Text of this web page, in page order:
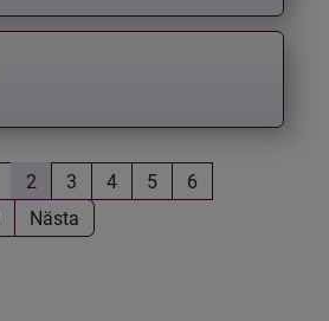
2 3 4 5
6
Nästa